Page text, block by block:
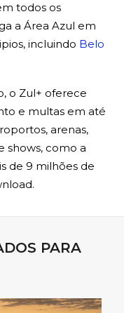
todos os
a Área Azul em
incluindo Belo
o Zul+ oferece
e multas em até
arenas,
shows, como a
de 9 milhões de
PARA